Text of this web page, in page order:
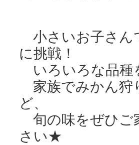
小さいお子さん
に挑戦！
いろいろな品種
家族でみ
ど、
旬の味をぜひご
さい★